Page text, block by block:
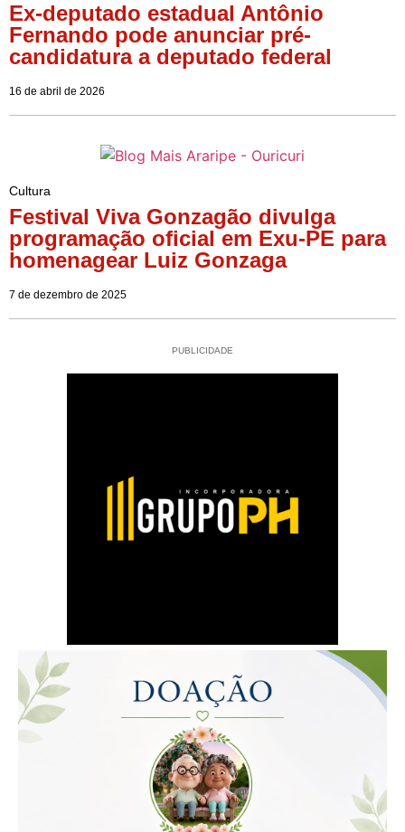
Ex-deputado estadual Antônio
Fernando pode anunciar pré-
candidatura a deputado federal
16 de abril de 2026
Cultura
Festival Viva Gonzagão divulga
programação oficial em Exu-PE para
homenagear Luiz Gonzaga
7 de dezembro de 2025
PUBLICIDADE